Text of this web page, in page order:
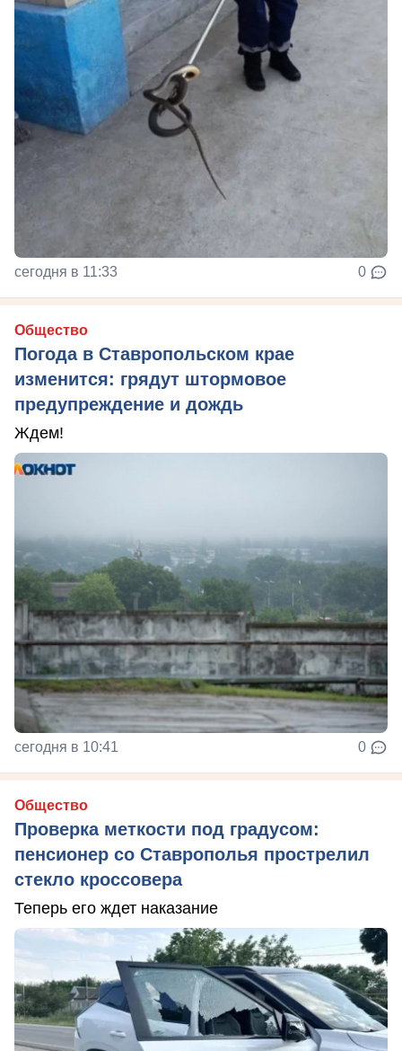
сегодня в 11:33 0
Общество
Погода в Ставропольском крае
изменится: грядут штормовое
предупреждение и дождь
Ждем!
сегодня в 10:41 0
Общество
Проверка меткости под градусом:
пенсионер со Ставрополья прострелил
стекло кроссовера
Теперь его ждет наказание